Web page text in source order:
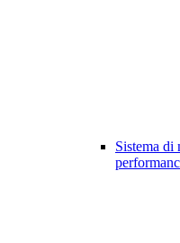
Sistema di